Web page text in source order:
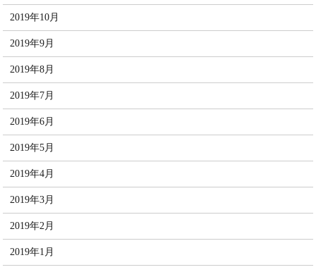
2019年10月
2019年9月
2019年8月
2019年7月
2019年6月
2019年5月
2019年4月
2019年3月
2019年2月
2019年1月